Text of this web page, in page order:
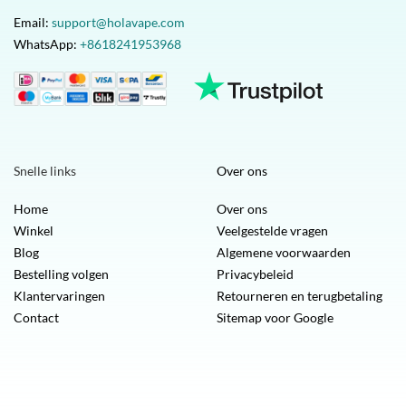
Email: support@holavape.com
WhatsApp: +8618241953968
Snelle links
Home
Winkel
Blog
Bestelling volgen
Klantervaringen
Contact
Over ons
Over ons
Veelgestelde vragen
Algemene voorwaarden
Privacybeleid
Retourneren en terugbetaling
Sitemap voor Google